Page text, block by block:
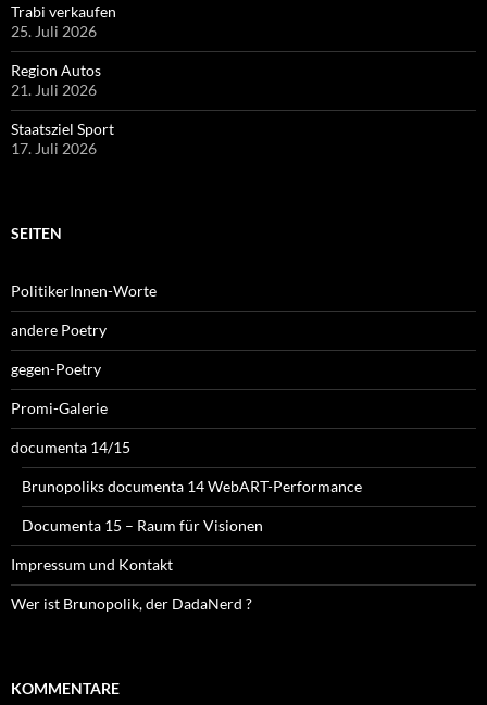
Trabi verkaufen
25. Juli 2026
Region Autos
21. Juli 2026
Staatsziel Sport
17. Juli 2026
SEITEN
PolitikerInnen-Worte
andere Poetry
gegen-Poetry
Promi-Galerie
documenta 14/15
Brunopoliks documenta 14 WebART-Performance
Documenta 15 – Raum für Visionen
Impressum und Kontakt
Wer ist Brunopolik, der DadaNerd ?
KOMMENTARE